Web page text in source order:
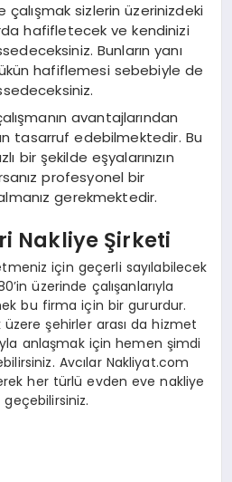
çalışmak sizlerin üzerinizdeki
hafifletecek ve kendinizi
Bunların yanı
hafiflemesi sebebiyle de
avantajlarından
tasarruf edebilmektedir. Bu
bir şekilde eşyalarınızın
profesyonel bir
gerekmektedir.
Nakliye Şirketi
için geçerli sayılabilecek
üzerinde çalışanlarıyla
bu firma için bir gururdur.
şehirler arası da hizmet
anlaşmak için hemen şimdi
Avcılar Nakliyat.com
her türlü evden eve nakliye